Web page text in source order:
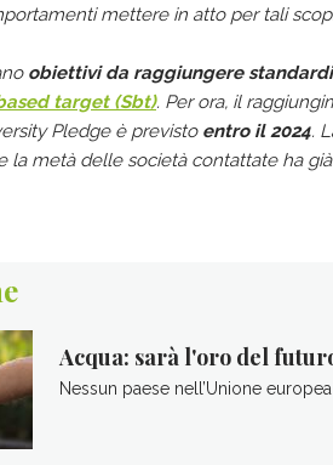
mettere in atto per tali
obiettivi da raggiungere
target (Sbt). Per ora, il
Pledge è previsto entro il 2024.
la metà delle società contattate ha già
Acqua: sarà l'oro del
Nessun paese nell’Unione europea